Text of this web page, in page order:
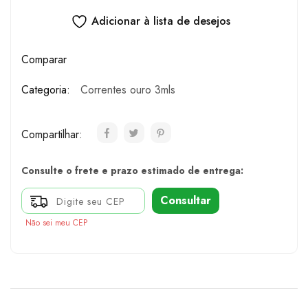
Adicionar à lista de desejos
Comparar
Categoria:
Correntes ouro 3mls
Compartilhar:
Consulte o frete e prazo estimado de entrega:
Consultar
Não sei meu CEP